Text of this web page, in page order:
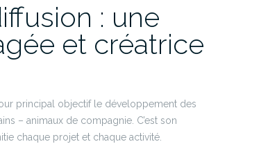
: une
et créatrice
principal objectif le développement des
– animaux de compagnie. C’est son
chaque projet et chaque activité.